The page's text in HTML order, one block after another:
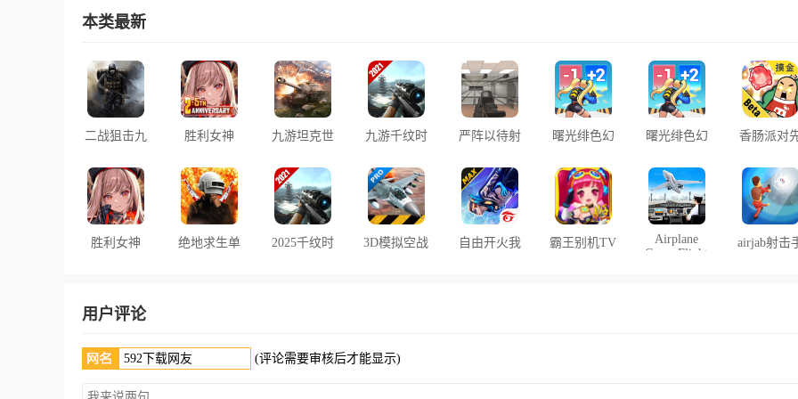
本类最新
二战狙击九
胜利女神
服下载内置
菜单版
九游坦克世
戏
九游千纹时
严阵以待射
曙光绯色幻
曙光绯色幻
(Run!
Goddess)
香肠派对
胜利女神
绝地求生单
2025千纹时
3D模拟空战
自由开火我
霸王别机TV
Airplane
Game Flight
airjab射击
用户评论
(评论需要审核后才能显示)